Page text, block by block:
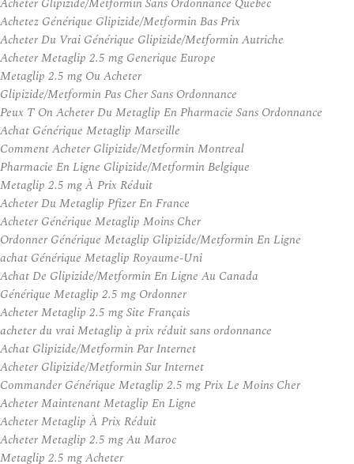
Achetez Générique Glipizide/Metformin Bas Prix
Acheter Du Vrai Générique Glipizide/Metformin Autriche
Acheter Metaglip 2.5 mg Generique Europe
Metaglip 2.5 mg Ou Acheter
Glipizide/Metformin Pas Cher Sans Ordonnance
Peux T On Acheter Du Metaglip En Pharmacie Sans Ordonnance
Achat Générique Metaglip Marseille
Comment Acheter Glipizide/Metformin Montreal
Pharmacie En Ligne Glipizide/Metformin Belgique
Metaglip 2.5 mg À Prix Réduit
Acheter Du Metaglip Pfizer En France
Acheter Générique Metaglip Moins Cher
Ordonner Générique Metaglip Glipizide/Metformin En Ligne
achat Générique Metaglip Royaume-Uni
Achat De Glipizide/Metformin En Ligne Au Canada
Générique Metaglip 2.5 mg Ordonner
Acheter Metaglip 2.5 mg Site Français
acheter du vrai Metaglip à prix réduit sans ordonnance
Achat Glipizide/Metformin Par Internet
Acheter Glipizide/Metformin Sur Internet
Commander Générique Metaglip 2.5 mg Prix Le Moins Cher
Acheter Maintenant Metaglip En Ligne
Acheter Metaglip À Prix Réduit
Acheter Metaglip 2.5 mg Au Maroc
Metaglip 2.5 mg Acheter